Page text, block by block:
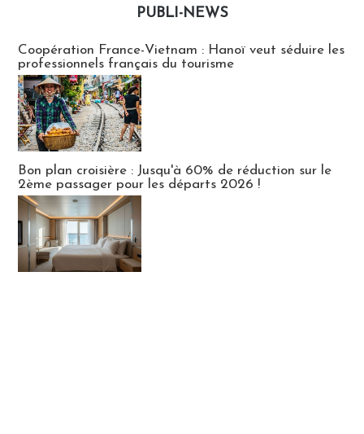
PUBLI-NEWS
Coopération France-Vietnam : Hanoï veut séduire les
professionnels français du tourisme
Bon plan croisière : Jusqu'à 60% de réduction sur le
2ème passager pour les départs 2026 !